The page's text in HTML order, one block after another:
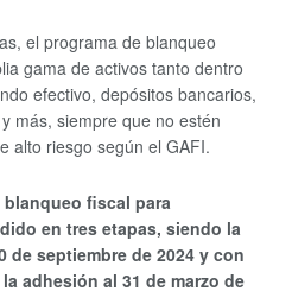
el programa de blanqueo
gama de activos tanto dentro
efectivo, depósitos bancarios,
más, siempre que no estén
alto riesgo según el GAFI.
fiscal para
en tres etapas, siendo la
de septiembre de 2024 y con
adhesión al 31 de marzo de